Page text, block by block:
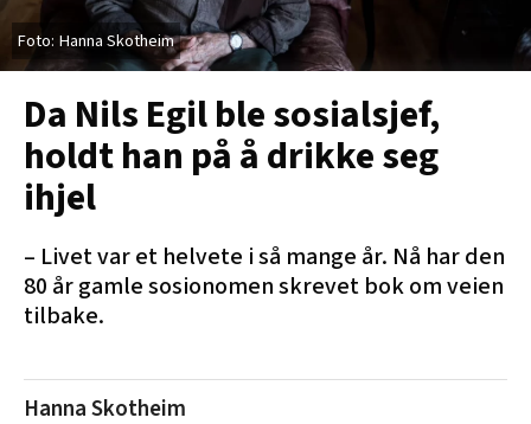
Hanna Skotheim
Da Nils Egil ble sosialsjef,
holdt han på å drikke seg
ihjel
– Livet var et helvete i så mange år. Nå har den
80 år gamle sosionomen skrevet bok om veien
tilbake.
Hanna Skotheim